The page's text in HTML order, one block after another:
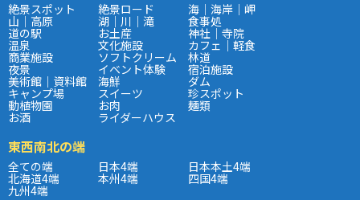
絶景スポット 絶景ロード 海｜海岸｜岬
山｜高原 湖｜川｜滝 食事処
道の駅 お土産 神社｜寺院
温泉 文化施設 カフェ｜軽食
商業施設 ソフトクリーム 林道
夜景 イベント体験 宿泊施設
美術館｜資料館 海鮮 ダム
キャンプ場 スイーツ 珍スポット
動植物園 お肉 麺類
お酒 ライダーハウス
東西南北の端
全ての端 日本4端 日本本土4端
北海道4端 本州4端 四国4端
九州4端